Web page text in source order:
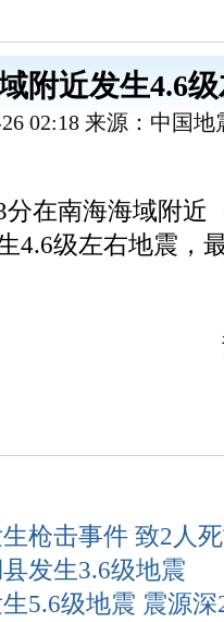
附近发生4.6
26 02:18 来源：中国
分在南海海域附近
4.6级左右地震，
枪击事件 致2人
发生3.6级地震
5.6级地震 震源深